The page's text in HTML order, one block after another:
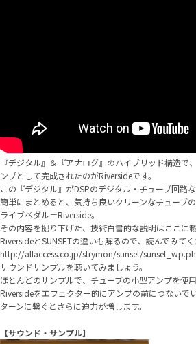
『デジタル』＆『アナログ』のハイブリッド構造で
ンプとして完成されたのがRiversideです。
この『デジタル』がDSPのデジタル・チューブ回路な
簡単にまとめると、気持ち良いクリーンなチューブ
ライブペダル＝Riverside。
その内容を掘り下げた、技術白書的な説明はここに載
RiversideとSUNSETの違いも解るので、読んでみてく
http://allaccess.co.jp/strymon/sunset/
サウンドサンプルを聴いてみましょう。
ほとんどのサンプルで、チューブの小型アンプを使用
Riversideをエフェクター的にアンプの前につないで
ターンに繋ぐとさらに迫力が増します。
【サウンド・サンプル】